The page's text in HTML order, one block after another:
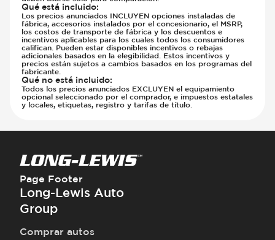
Qué está incluido:
Los precios anunciados INCLUYEN opciones instaladas de
fábrica, accesorios instalados por el concesionario, el MSRP,
los costos de transporte de fábrica y los descuentos e
incentivos aplicables para los cuales todos los consumidores
califican. Pueden estar disponibles incentivos o rebajas
adicionales basados en la elegibilidad. Estos incentivos y
precios están sujetos a cambios basados en los programas del
fabricante.
Qué no está incluido:
Todos los precios anunciados EXCLUYEN el equipamiento
opcional seleccionado por el comprador, e impuestos estatales
y locales, etiquetas, registro y tarifas de título.
Page Footer
Long-Lewis Auto
Group
Comprar autos